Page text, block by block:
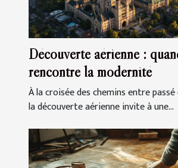
Découverte aérienne :
rencontre la modernité
À la croisée des chemins entre
la découverte aérienne invite à une...